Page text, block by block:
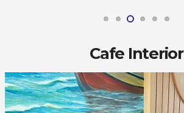
Cafe Interior